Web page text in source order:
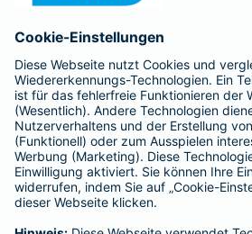
Barmenia ist Teil der
BELIEBTE
Kranken-
Tierversicherungen